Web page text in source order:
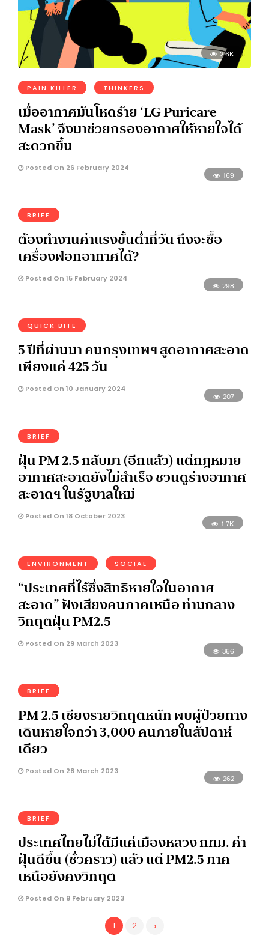
2.6K
PAIN KILLER THINKERS
เมื่ออากาศมันโหดร้าย ‘LG Puricare
Mask’ จึงมาช่วยกรองอากาศให้หายใจได้
สะดวกขึ้น
Posted On 26 February 2024
169
BRIEF
ต้องทำงานค่าแรงขั้นต่ำกี่วัน ถึงจะซื้อ
เครื่องฟอกอากาศได้?
Posted On 15 February 2024
298
QUICK BITE
5 ปีที่ผ่านมา คนกรุงเทพฯ สูดอากาศสะอาด
เพียงแค่ 425 วัน
Posted On 10 January 2024
207
BRIEF
ฝุ่น PM 2.5 กลับมา (อีกแล้ว) แต่กฎหมาย
อากาศสะอาดยังไม่สำเร็จ ชวนดูร่างอากาศ
สะอาดฯ ในรัฐบาลใหม่
Posted On 18 October 2023
1.7K
ENVIRONMENT SOCIAL
“ประเทศที่ไร้ซึ่งสิทธิหายใจในอากาศ
สะอาด” ฟังเสียงคนภาคเหนือ ท่ามกลาง
วิกฤตฝุ่น PM2.5
Posted On 29 March 2023
366
BRIEF
PM 2.5 เชียงรายวิกฤตหนัก พบผู้ป่วยทาง
เดินหายใจกว่า 3,000 คนภายในสัปดาห์
เดียว
Posted On 28 March 2023
262
BRIEF
ประเทศไทยไม่ได้มีแค่เมืองหลวง กทม. ค่า
ฝุ่นดีขึ้น (ชั่วคราว) แล้ว แต่ PM2.5 ภาค
เหนือยังคงวิกฤต
Posted On 9 February 2023
1 2 ›